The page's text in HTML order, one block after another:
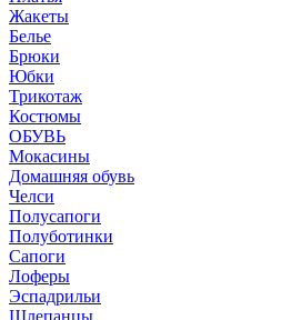
Жакеты
Белье
Брюки
Юбки
Трикотаж
Костюмы
ОБУВЬ
Мокасины
Домашняя обувь
Челси
Полусапоги
Полуботинки
Сапоги
Лоферы
Эспадрильи
Шлепанцы